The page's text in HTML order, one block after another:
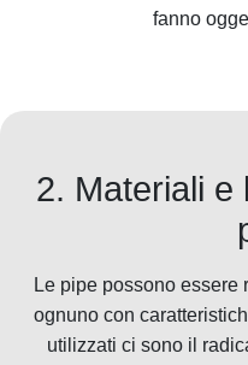
fanno
2. Materiali e
Le pipe possono essere
ognuno con
utilizzati ci sono il